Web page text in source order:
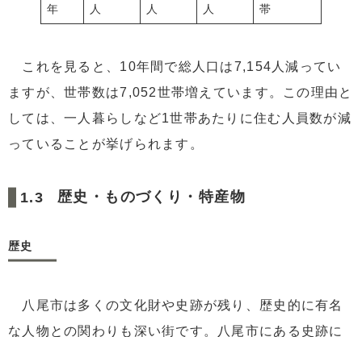
年
人
人
人
帯
これを見ると、10年間で総人口は7,154人減ってい
ますが、世帯数は7,052世帯増えています。この理由と
しては、一人暮らしなど1世帯あたりに住む人員数が減
っていることが挙げられます。
歴史・ものづくり・特産物
歴史
八尾市は多くの文化財や史跡が残り、歴史的に有名
な人物との関わりも深い街です。八尾市にある史跡に